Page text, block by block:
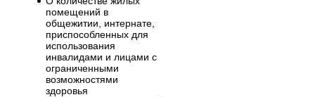
помещений в
общежитии, интернате,
приспособленных для
использования
инвалидами и лицами с
ограниченными
возможностями
здоровья